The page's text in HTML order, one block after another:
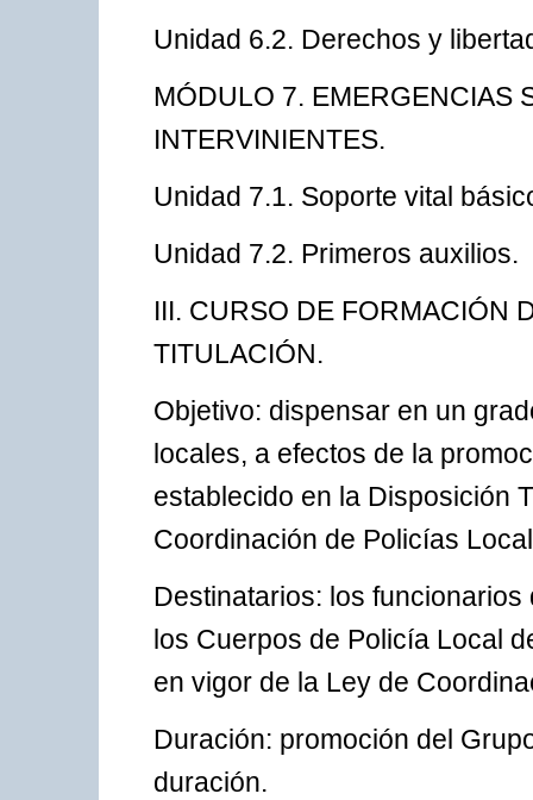
Unidad 6.2. Derechos y
MÓDULO 7. EMERGENCIAS
INTERVINIENTES.
Unidad 7.1. Soporte vital
Unidad 7.2. Primeros auxilios.
III. CURSO DE FORMACIÓN
TITULACIÓN.
Objetivo: dispensar en un
locales, a efectos de la
establecido en la Disposición
Coordinación de Policías
Destinatarios: los
los Cuerpos de Policía Local
en vigor de la Ley de
Duración: promoción del
duración.